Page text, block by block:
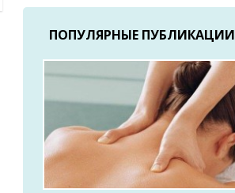
ПОПУЛЯРНЫЕ ПУБЛИКАЦИИ